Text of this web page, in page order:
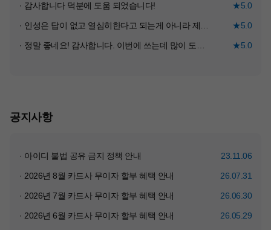
· 감사합니다 덕분에 도움 되었습니다! ★5.0
★5.0
★5.0
공지사항
· 아이디 불법 공유 금지 정책 안내 23.11.06
· 2026년 8월 카드사 무이자 할부 혜택 안내 26.07.31
· 2026년 7월 카드사 무이자 할부 혜택 안내 26.06.30
· 2026년 6월 카드사 무이자 할부 혜택 안내 26.05.29